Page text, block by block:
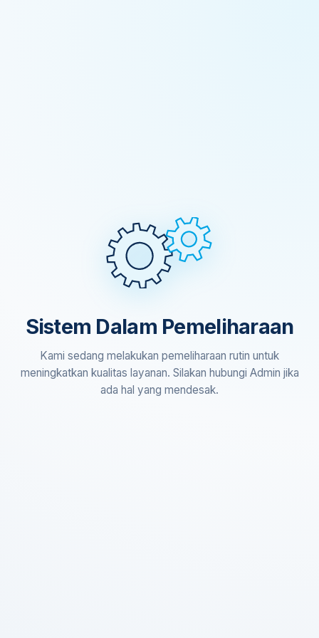
Sistem Dalam Pemeliharaan
Kami sedang melakukan pemeliharaan rutin untuk
meningkatkan kualitas layanan. Silakan hubungi Admin jika
ada hal yang mendesak.